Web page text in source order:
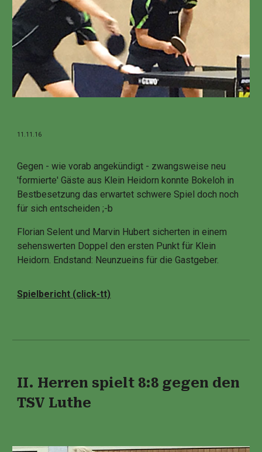
11.11.16
Gegen - wie vorab angekündigt - zwangsweise neu
'formierte' Gäste aus Klein Heidorn konnte Bokeloh in
Bestbesetzung das erwartet schwere Spiel doch noch
für sich entscheiden ;-b
Florian Selent und Marvin Hubert sicherten in einem
sehenswerten Doppel den ersten Punkt für Klein
Heidorn. Endstand: Neunzueins für die Gastgeber.
Spielbericht (click-tt)
II. Herren spielt 8:8 gegen den
TSV Luthe